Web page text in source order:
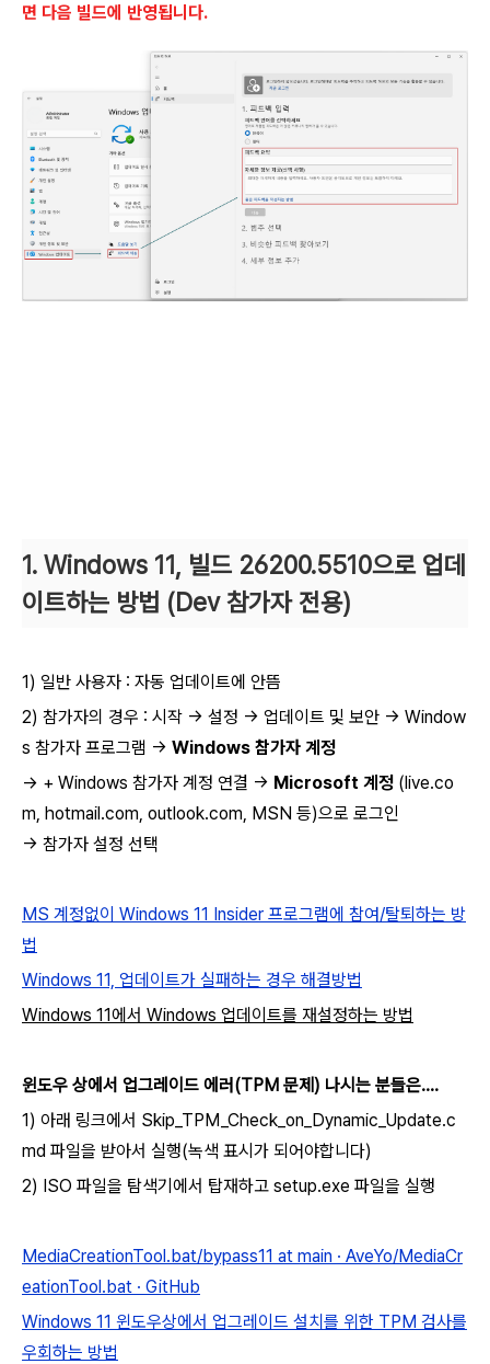
면 다음 빌드에 반영됩니다.
1. Windows 11, 빌드 26200.5510으로 업데
이트하는 방법 (Dev 참가자 전용)
1) 일반 사용자 : 자동 업데이트에 안뜸
2) 참가자의 경우 : 시작 → 설정 → 업데이트 및 보안 → Window
s 참가자 프로그램 → Windows 참가자 계정
→ + Windows 참가자 계정 연결 → Microsoft 계정 (live.co
m, hotmail.com, outlook.com, MSN 등)으로 로그인
→ 참가자 설정 선택
MS 계정없이 Windows 11 Insider 프로그램에 참여/탈퇴하는 방
법
Windows 11, 업데이트가 실패하는 경우 해결방법
Windows 11에서 Windows 업데이트를 재설정하는 방법
윈도우 상에서 업그레이드 에러(TPM 문제) 나시는 분들은....
1) 아래 링크에서 Skip_TPM_Check_on_Dynamic_Update.c
md 파일을 받아서 실행(녹색 표시가 되어야합니다)
2) ISO 파일을 탐색기에서 탑재하고 setup.exe 파일을 실행
MediaCreationTool.bat/bypass11 at main · AveYo/MediaCr
eationTool.bat · GitHub
Windows 11 윈도우상에서 업그레이드 설치를 위한 TPM 검사를
우회하는 방법